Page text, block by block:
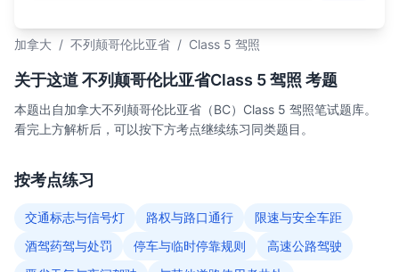
加拿大 / 不列颠哥伦比亚省 / Class 5 驾照
关于这道 不列颠哥伦比亚省Class 5 驾照 考题
本题出自加拿大不列颠哥伦比亚省（BC）Class 5 驾照笔试题库。
看完上方解析后，可以按下方考点继续练习同类题目。
按考点练习
交通标志与信号灯 路权与路口通行
限速与安全车距
酒驾药驾与处罚
停车与临时停靠规则
高速公路驾驶